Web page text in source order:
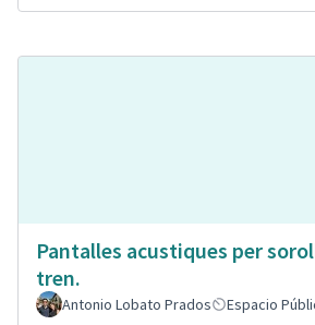
Pantalles acustiques per
tren.
Antonio Lobato Prados Espacio